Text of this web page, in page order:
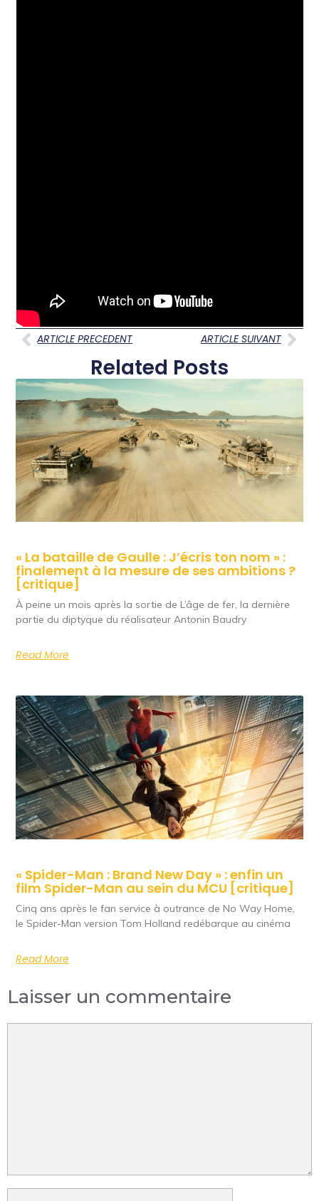
ARTICLE PRECEDENT ARTICLE SUIVANT
Related Posts
« La bataille de Gaulle : J’écris ton nom » :
finalement à la mesure de ses ambitions ?
[critique]
À peine un mois après la sortie de L’âge de fer, la dernière
partie du diptyque du réalisateur Antonin Baudry
Read More
« Spider-Man : Brand New Day » : enfin un
film Spider-Man au sein du MCU [critique]
Cinq ans après le fan service à outrance de No Way Home,
le Spider-Man version Tom Holland redébarque au cinéma
Read More
Laisser un commentaire